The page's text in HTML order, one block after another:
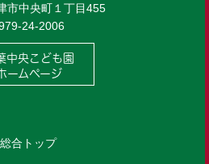
市中央町１丁目455
24-2006
中央こども園
ームページ
総合トップ